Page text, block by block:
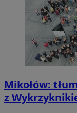
Mikołów:
z